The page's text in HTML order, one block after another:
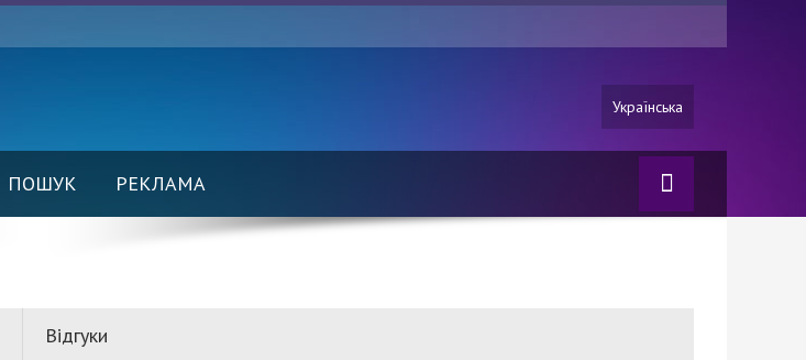
Українська
ПОШУК РЕКЛАМА
Відгуки